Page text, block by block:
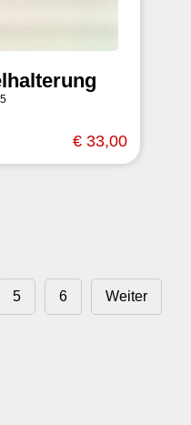
€ 33,00
5 6 Weiter